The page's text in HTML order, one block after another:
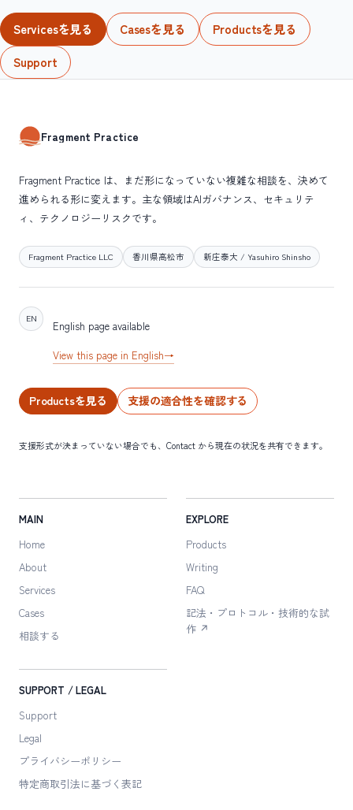
Servicesを見る Casesを見る
Productsを見る
Support
Fragment Practice
Fragment Practice は、まだ形になっていない複雑な相談を、決めて
進められる形に変えます。主な領域はAIガバナンス、セキュリテ
ィ、テクノロジーリスクです。
Fragment Practice LLC 香川県高松市 新庄泰大 / Yasuhiro Shinsho
EN
English page available
View this page in English→
Productsを見る 支援の適合性を確認する
支援形式が決まっていない場合でも、Contact から現在の状況を共有できます。
MAIN
Home
About
Services
Cases
相談する
EXPLORE
Products
Writing
FAQ
記法・プロトコル・技術的な試
作 ↗
SUPPORT / LEGAL
Support
Legal
プライバシーポリシー
特定商取引法に基づく表記